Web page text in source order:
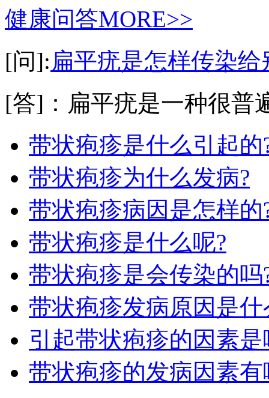
健康问答MORE>>
[问]:扁平疣是怎样传染给
[答]：扁平疣是一种很普
带状疱疹是什么引起的
带状疱疹为什么发病?
带状疱疹病因是怎样的
带状疱疹是什么呢?
带状疱疹是会传染的吗
带状疱疹发病原因是什
引起带状疱疹的因素是
带状疱疹的发病因素有